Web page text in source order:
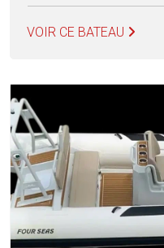
VOIR CE BATEAU